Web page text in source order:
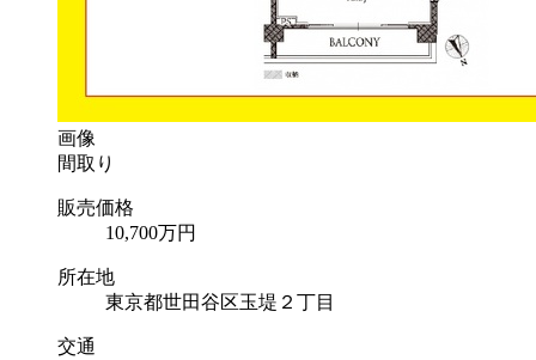
画像
間取り
販売価格
10,700万円
所在地
東京都世田谷区玉堤２丁目
交通